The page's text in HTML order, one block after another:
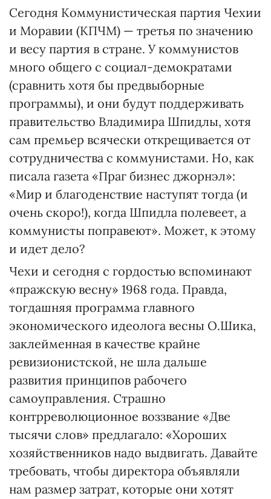
Сегодня Коммунистическая партия Чехии
и Моравии (КПЧМ) — третья по значению
и весу партия в стране. У коммунистов
много общего с социал-демократами
(сравнить хотя бы предвыборные
программы), и они будут поддерживать
правительство Владимира Шпидлы, хотя
сам премьер всячески открещивается от
сотрудничества с коммунистами. Но, как
писала газета «Праг бизнес джорнэл»:
«Мир и благоденствие наступят тогда (и
очень скоро!), когда Шпидла полевеет, а
коммунисты поправеют». Может, к этому
и идет дело?
Чехи и сегодня с гордостью вспоминают
«пражскую весну» 1968 года. Правда,
тогдашняя программа главного
экономического идеолога весны О.Шика,
заклейменная в качестве крайне
ревизионистской, не шла дальше
развития принципов рабочего
самоуправления. Страшно
контрреволюционное воззвание «Две
тысячи слов» предлагало: «Хороших
хозяйственников надо выдвигать. Давайте
требовать, чтобы директора объявляли
нам размер затрат, которые они хотят